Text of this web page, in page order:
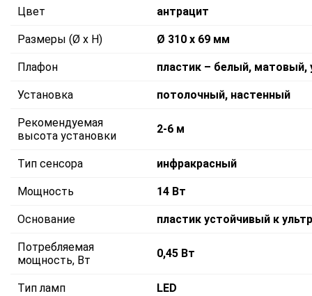
Цвет антрацит
Размеры (Ø x H) Ø 310 х 69 мм
Плафон пластик – белый, матовый,
Установка потолочный, настенный
Рекомендуемая
высота установки
2-6 м
Тип сенсора инфракрасный
Мощность 14 Вт
Основание пластик устойчивый к
Потребляемая
мощность, Вт
0,45 Вт
Тип ламп LED